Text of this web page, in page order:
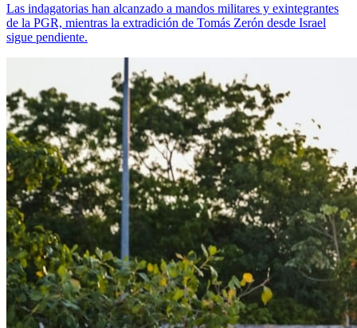
Las indagatorias han alcanzado a mandos militares y exintegrantes
de la PGR, mientras la extradición de Tomás Zerón desde Israel
sigue pendiente.